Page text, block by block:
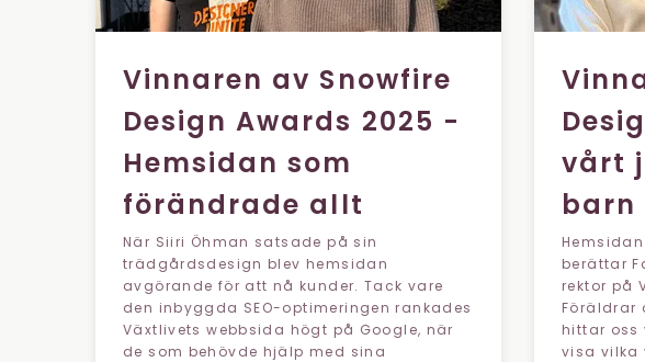
Vinnaren av Snowfire
Design Awards 2025 -
Hemsidan som
förändrade allt
När Siiri Öhman satsade på sin
trädgårdsdesign blev hemsidan
avgörande för att nå kunder. Tack vare
den inbyggda SEO-optimeringen rankades
Växtlivets webbsida högt på Google, när
de som behövde hjälp med sina
vårt
barn
berättar
rektor på
Föräldrar
hittar oss
visa vilka